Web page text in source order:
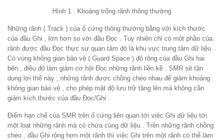
Hình 1 : Khoảng trống rãnh thông thường
Những rãnh ( Track ) của ổ cứng thông thường bằng với kích thước
của đầu Ghi , lớn hơn so với đầu Đọc . Tuy nhiên chỉ có một phần của
rãnh được đầu Đọc thực sự quan tâm đó là khu vực trung tâm dữ liệu .
Có vùng không gian bảo vệ ( Guard Space ) độ rộng của đầu Ghi hai
bên , điều đó làm giảm cơ hội Đọc những rãnh liền kề . SMR sẽ tận
dụng lợi thế này , những rãnh được chồng chéo nhau để giảm khoảng
không gian bảo vệ , cho phép mật độ lưu trữ tăng lên mà không cần
giảm kích thước của đầu Đọc/Ghi .
Điểm hạn chế của SMR trên ổ cứng liên quan tới việc Ghi dữ liệu tới
một loạt những rãnh mà có chứa cùng dữ liệu . Trên những rãnh chồng
chéo , đầu Ghi rộng hơn một rãnh thì việc Ghi trên một rãnh có thể làm